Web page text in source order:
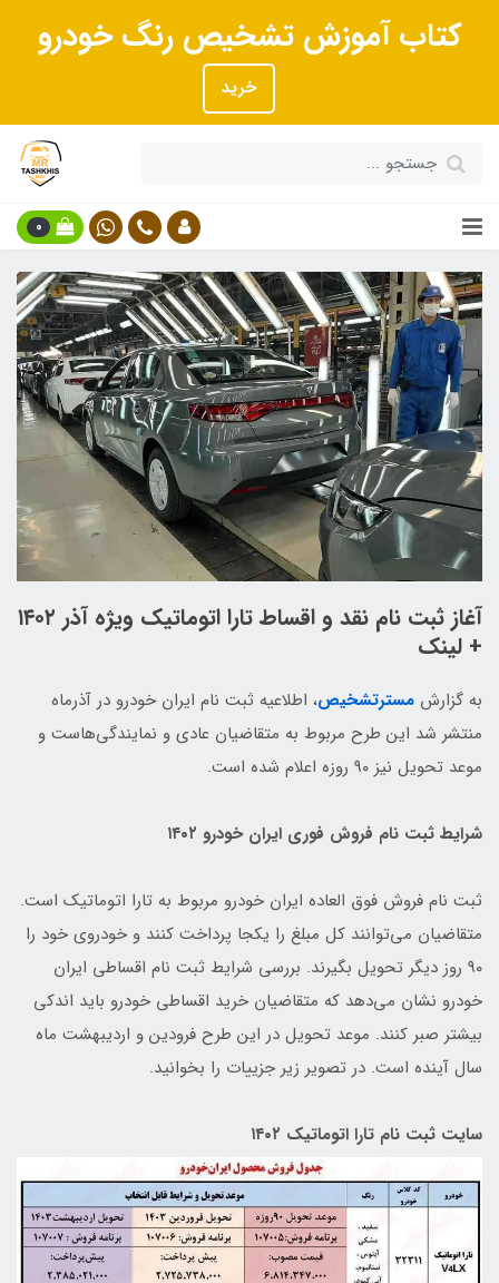
کتاب آموزش تشخیص رنگ خودرو
خرید
0
آغاز ثبت نام نقد و اقساط تارا اتوماتیک ویژه آذر ۱۴۰۲
+ لینک
به گزارش مسترتشخیص، اطلاعیه ثبت نام ایران خودرو در آذرماه
منتشر شد این طرح مربوط به متقاضیان عادی و نمایندگی‌هاست و
موعد تحویل نیز ۹۰ روزه اعلام شده است.
شرایط ثبت نام فروش فوری ایران خودرو ۱۴۰۲
ثبت نام فروش فوق العاده ایران خودرو مربوط به تارا اتوماتیک است.
متقاضیان می‌توانند کل مبلغ را یکجا پرداخت کنند و خودروی خود را
۹۰ روز دیگر تحویل بگیرند. بررسی شرایط ثبت نام اقساطی ایران
خودرو نشان می‌دهد که متقاضیان خرید اقساطی خودرو باید اندکی
بیشتر صبر کنند. موعد تحویل در این طرح فرودین و اردیبهشت ماه
سال آینده است. در تصویر زیر جزییات را بخوانید.
سایت ثبت نام تارا اتوماتیک ۱۴۰۲